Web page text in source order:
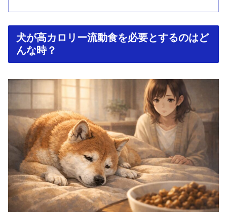
犬が高カロリー流動食を必要とするのはど
んな時？